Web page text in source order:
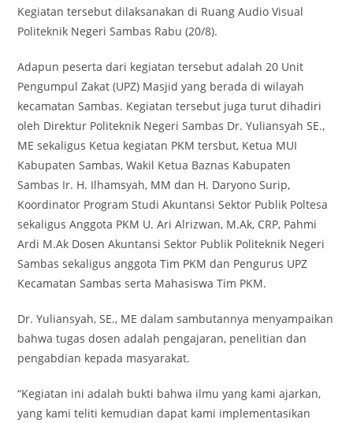
Kegiatan tersebut dilaksanakan di Ruang Audio Visual
Politeknik Negeri Sambas Rabu (20/8).
Adapun peserta dari kegiatan tersebut adalah 20 Unit
Pengumpul Zakat (UPZ) Masjid yang berada di wilayah
kecamatan Sambas. Kegiatan tersebut juga turut dihadiri
oleh Direktur Politeknik Negeri Sambas Dr. Yuliansyah SE.,
ME sekaligus Ketua kegiatan PKM tersbut, Ketua MUI
Kabupaten Sambas, Wakil Ketua Baznas Kabupaten
Sambas Ir. H. Ilhamsyah, MM dan H. Daryono Surip,
Koordinator Program Studi Akuntansi Sektor Publik Poltesa
sekaligus Anggota PKM U. Ari Alrizwan, M.Ak, CRP, Pahmi
Ardi M.Ak Dosen Akuntansi Sektor Publik Politeknik Negeri
Sambas sekaligus anggota Tim PKM dan Pengurus UPZ
Kecamatan Sambas serta Mahasiswa Tim PKM.
Dr. Yuliansyah, SE., ME dalam sambutannya menyampaikan
bahwa tugas dosen adalah pengajaran, penelitian dan
pengabdian kepada masyarakat.
“Kegiatan ini adalah bukti bahwa ilmu yang kami ajarkan,
yang kami teliti kemudian dapat kami implementasikan